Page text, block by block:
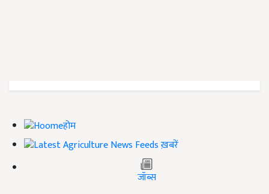
होम
ख़बरें
जॉब्स